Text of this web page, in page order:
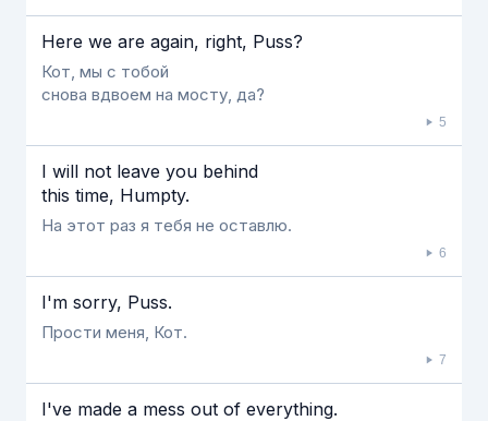
Here we are again, right, Puss?
Кот, мы с тобой
снова вдвоем на мосту, да?
5
I will not leave you behind
this time, Humpty.
На этот раз я тебя не оставлю.
6
I'm sorry, Puss.
Прости меня, Кот.
7
I've made a mess out of everything.